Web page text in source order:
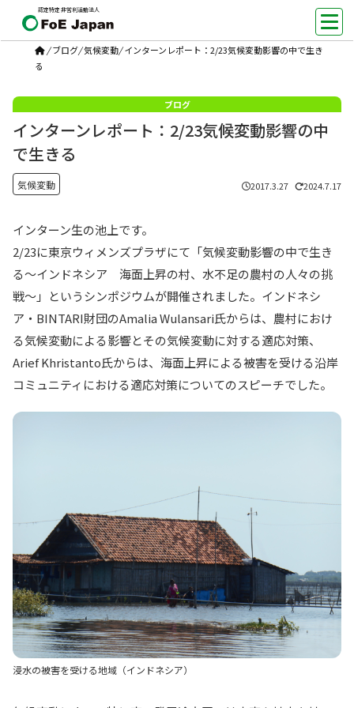
認定特定非営利活動法人
/ ブログ/気候変動/ インターンレポート：2/23気候変動影響の中で生き
る
インターンレポート：2/23気候変動影響の中
で生きる
気候変動 2017.3.27 2024.7.17
インターン生の池上です。
2/23に東京ウィメンズプラザにて「気候変動影響の中で生き
る〜インドネシア 海面上昇の村、水不足の農村の人々の挑
戦〜」というシンポジウムが開催されました。インドネシ
ア・BINTARI財団のAmalia Wulansari氏からは、農村におけ
る気候変動による影響とその気候変動に対する適応対策、
Arief Khristanto氏からは、海面上昇による被害を受ける沿岸
コミュニティにおける適応対策についてのスピーチでした。
浸水の被害を受ける地域（インドネシア）